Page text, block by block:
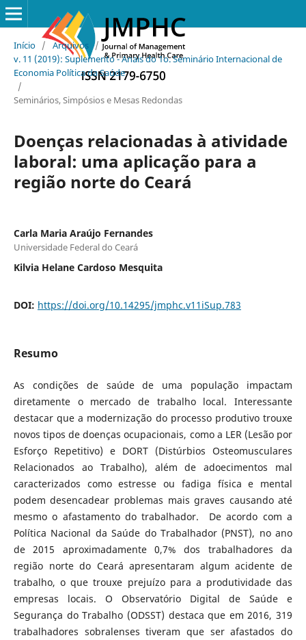
Início / Arquivos /
v. 11 (2019): Suplemento - Anais do 1o. Seminário Internacional de
Economia Política da Saúde
/
Seminários, Simpósios e Mesas Redondas
Doenças relacionadas à atividade
laboral: uma aplicação para a
região norte do Ceará
Carla Maria Araújo Fernandes
Universidade Federal do Ceará
Kilvia Helane Cardoso Mesquita
DOI: https://doi.org/10.14295/jmphc.v11iSup.783
Resumo
As condições de saúde de uma população impactam
diretamente o mercado de trabalho local. Interessante
destacar que a modernização do processo produtivo trouxe
novos tipos de doenças ocupacionais, como a LER (Lesão por
Esforço Repetitivo) e DORT (Distúrbios Osteomusculares
Relacionados ao Trabalho), além de adoecimentos mal
caracterizados como estresse ou fadiga física e mental
podem desencadear problemas mais graves causando até
mesmo o afastamento do trabalhador. De acordo com a
Política Nacional da Saúde do Trabalhador (PNST), no ano
de 2015 aproximadamente 0,7% dos trabalhadores da
região norte do Ceará apresentaram algum acidente de
trabalho, o que trouxe prejuízo para a produtividade das
empresas locais. O Observatório Digital de Saúde e
Segurança do Trabalho (ODSST) destaca que em 2016, 319
trabalhadores sobralenses tiveram que ser afastados do